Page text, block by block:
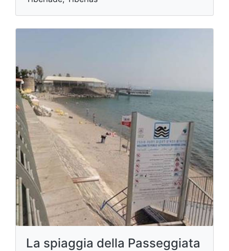
La spiaggia della Passeggiata